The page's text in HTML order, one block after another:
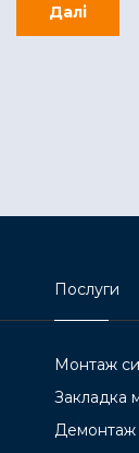
Далі
Послуги
Монтаж
Закладка
Демонтаж